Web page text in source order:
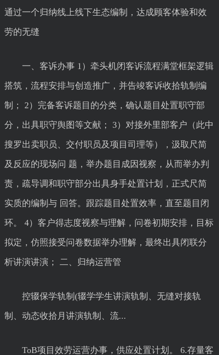
通过一个归纳线上线下生态编制，达成顾客体验和效
劳的无缝
一、客诉办事 1）牵头机闭客诉流程满堂框架逻辑
搭筑，流程安排与创造推广，并告竣客诉收拾轨制编
制； 2）完备客诉题目的分类，确认题目处置职守部
分，出具职守舆图等文献； 3）对接外里部客户（此中
搜罗出卖职员、交付职员及项目司理等），汲取尺简
及反应的现场问 题，举办题目成因视察，从而举办判
责，疏导调和职守部分出具身手处置计划，正式尺简
实质的编制与 回答。跟踪题目处置效率，直至题目闭
环。 4）客户得志度视察与理解，问卷初期安排，目标
拟定，仿照接受问卷数据举办理解，最终出具闭联分
析讲演讲演； 二、归纳运营管
控辍保学轨制(辍学学生讲演轨制、无缝对接轨
制、动态收拾月讲演轨制、流...
ToB项目效劳运营办事，供应处置计划。 6.存量客